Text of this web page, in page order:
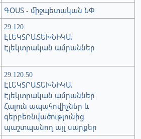
ԳՕՍՏ - միջպետական ՆՓ
29.120
ԷԼԵԿՏՐԱՏԵԽՆԻԿԱ
Էլեկտրական ամրաններ
29.120.50
ԷԼԵԿՏՐԱՏԵԽՆԻԿԱ
Էլեկտրական ամրաններ
Հալուն ապահովիչներ և
գերբեռնվածությունից
պաշտպանող այլ սարքեր